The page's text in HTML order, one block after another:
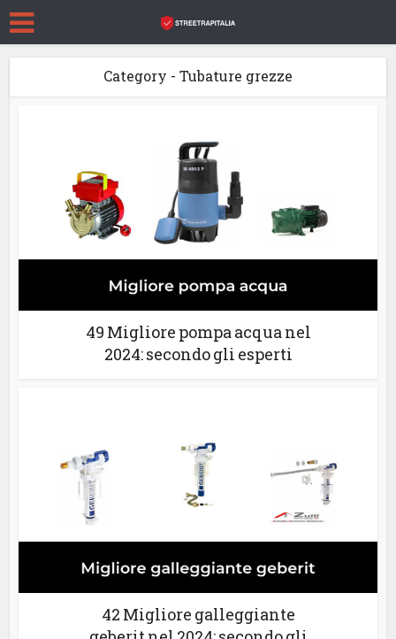
Category - Tubature grezze
49 Migliore pompa acqua nel
2024: secondo gli esperti
42 Migliore galleggiante